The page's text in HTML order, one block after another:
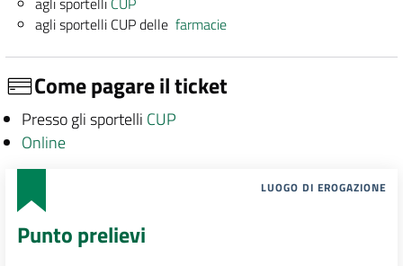
agli sportelli CUP dellefarmacie
Come pagare il ticket
Presso gli sportelli CUP
Online
LUOGO DI EROGAZIONE
Punto prelievi